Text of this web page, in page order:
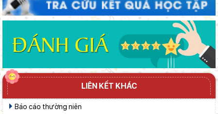
LIÊN KẾT KHÁC
Báo cáo thường niên